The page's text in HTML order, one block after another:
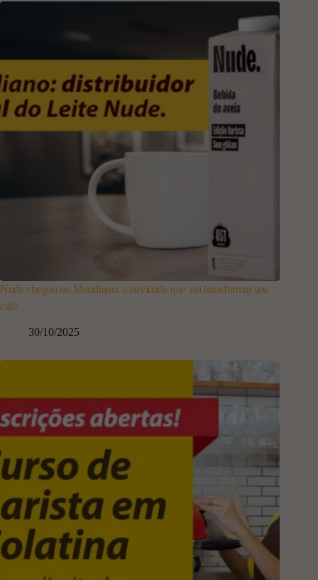
Nude chegou no Meridiano: a novidade que vai transformar seu
café
30/10/2025